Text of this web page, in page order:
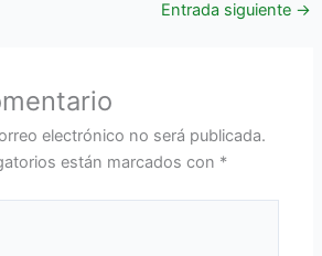
Entrada siguiente →
electrónico no será publicada.
están marcados con *